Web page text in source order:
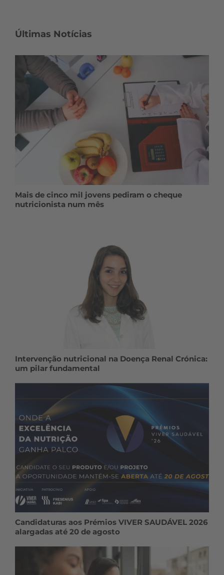
Últimas Notícias
Mais de cinco mil jovens pediram o cheque
nutricionista num mês
Intervenção nutricional na Doença Renal Crónica:
um pilar fundamental
Candidaturas aos Prémios VIVER SAUDÁVEL 2026
alargadas até 20 de agosto